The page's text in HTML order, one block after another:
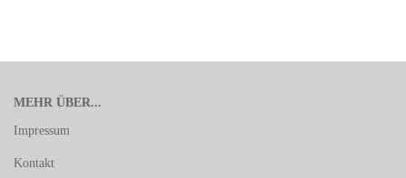
MEHR ÜBER...
Impressum
Kontakt